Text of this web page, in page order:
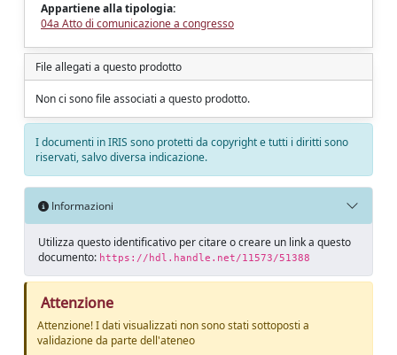
Appartiene alla tipologia:
04a Atto di comunicazione a congresso
File allegati a questo prodotto
Non ci sono file associati a questo prodotto.
I documenti in IRIS sono protetti da copyright e tutti i diritti sono
riservati, salvo diversa indicazione.
Informazioni
Utilizza questo identificativo per citare o creare un link a questo
documento: https://hdl.handle.net/11573/51388
Attenzione
Attenzione! I dati visualizzati non sono stati sottoposti a
validazione da parte dell'ateneo